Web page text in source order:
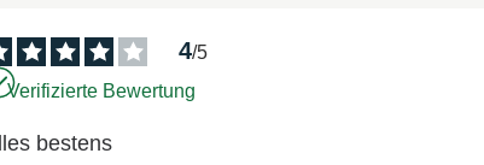
4/5
Verifizierte Bewertung
bestens